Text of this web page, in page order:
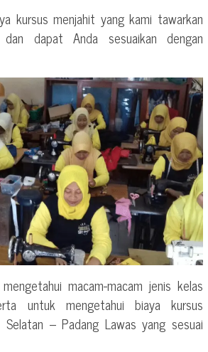
kursus menjahit yang kami tawarkan
dapat Anda sesuaikan dengan
macam-macam jenis kelas
untuk mengetahui biaya kursus
– Padang Lawas yang sesuai